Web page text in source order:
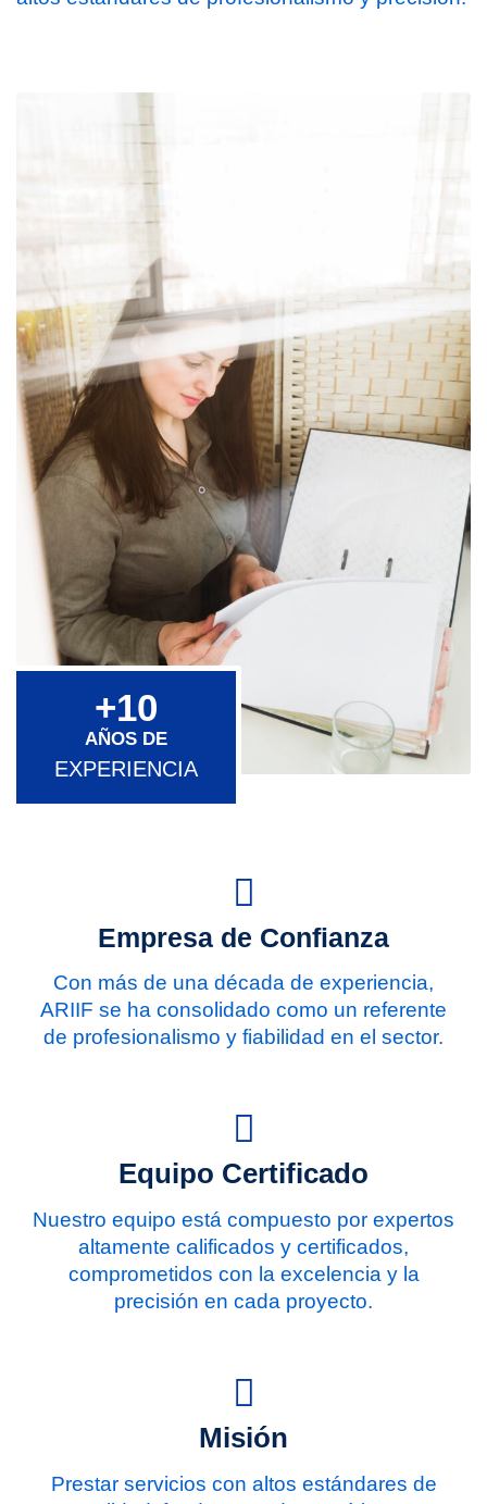
+10
AÑOS DE
EXPERIENCIA
Empresa de Confianza
Con más de una década de experiencia,
ARIIF se ha consolidado como un referente
de profesionalismo y fiabilidad en el sector.
Equipo Certificado
Nuestro equipo está compuesto por expertos
altamente calificados y certificados,
comprometidos con la excelencia y la
precisión en cada proyecto.
Misión
Prestar servicios con altos estándares de